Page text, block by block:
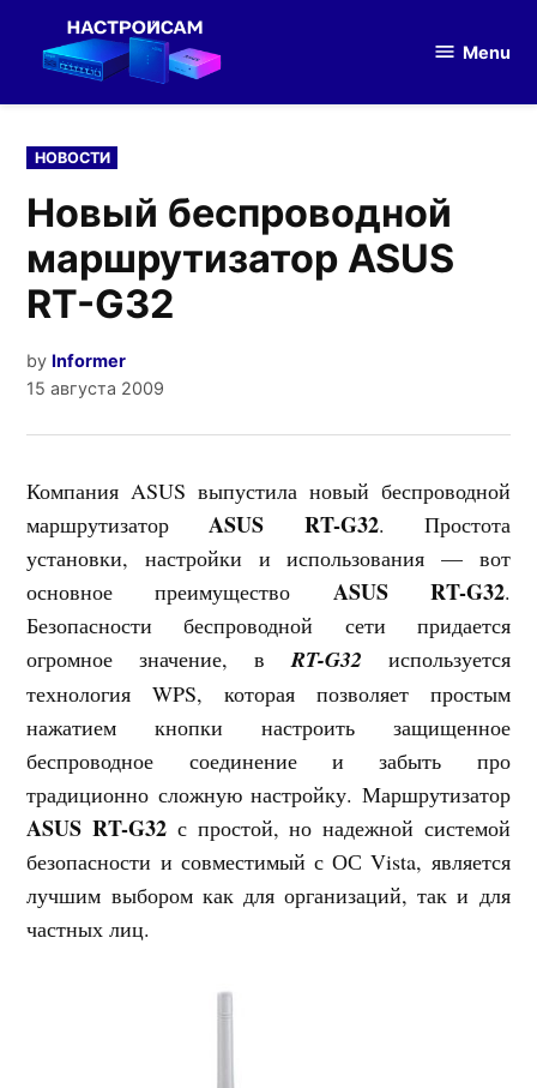
оборудования
Menu
POSTED
IN
НОВОСТИ
Новый беспроводной
маршрутизатор ASUS
RT-G32
by Informer
15 августа 2009
Компания ASUS выпустила новый беспроводной
маршрутизаторASUS RT-G32. Простота
установки, настройки и использования — вот
основное преимущество ASUS RT-G32.
Безопасности беспроводной сети придается
огромное значение, вRT-G32 используется
технология WPS, которая позволяет простым
нажатием кнопки настроить защищенное
беспроводное соединение и забыть про
традиционно сложную настройку. Маршрутизатор
ASUS RT-G32 с простой, но надежной системой
безопасности и совместимый с ОС Vista, является
лучшим выбором как для организаций, так и для
частных лиц.